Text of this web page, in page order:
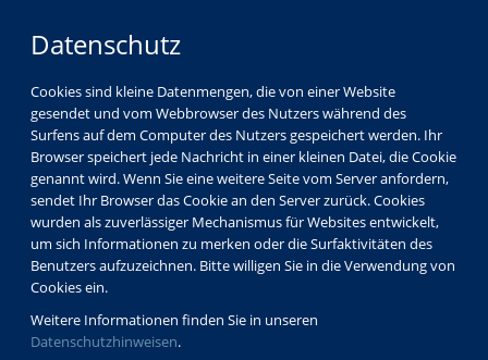
Datenschutz
Cookies sind kleine Datenmengen, die von einer Website
gesendet und vom Webbrowser des Nutzers während des
Surfens auf dem Computer des Nutzers gespeichert werden. Ihr
Browser speichert jede Nachricht in einer kleinen Datei, die Cookie
genannt wird. Wenn Sie eine weitere Seite vom Server anfordern,
sendet Ihr Browser das Cookie an den Server zurück. Cookies
wurden als zuverlässiger Mechanismus für Websites entwickelt,
um sich Informationen zu merken oder die Surfaktivitäten des
Benutzers aufzuzeichnen. Bitte willigen Sie in die Verwendung von
Cookies ein.
Weitere Informationen finden Sie in unseren
Datenschutzhinweisen.
LOGIN MENÜ